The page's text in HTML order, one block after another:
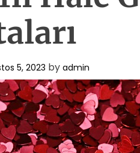
5, 2023 by admin